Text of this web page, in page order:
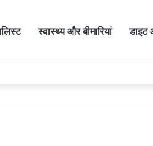
स्वास्थ्य और बीमारियां डाइट